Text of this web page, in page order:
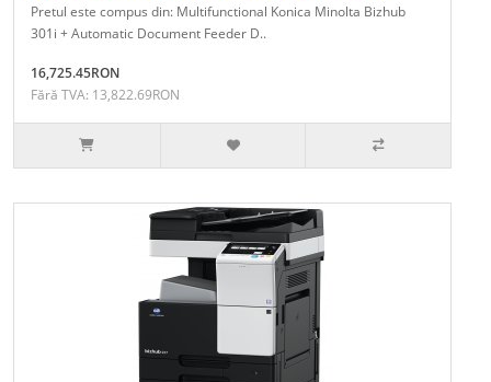
Pretul este compus din: Multifunctional Konica Minolta Bizhub
301i + Automatic Document Feeder D..
16,725.45RON
Fără TVA: 13,822.69RON